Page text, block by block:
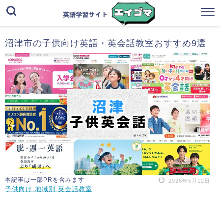
沼津市の子供向け英語・英会話教室おすすめ9選
本記事は一部PRを含みます 2026年5月12日
子供向け 地域別 英会話教室